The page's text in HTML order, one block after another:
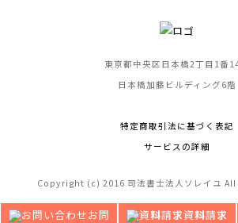
お問
資料請求
東京都中央区日本橋2丁目1番
日本橋加藤ビルディング6階
特定商取引法に基づく表記
サービスの詳細
Copyright (c) 2016 司法書士法人ソレイユ